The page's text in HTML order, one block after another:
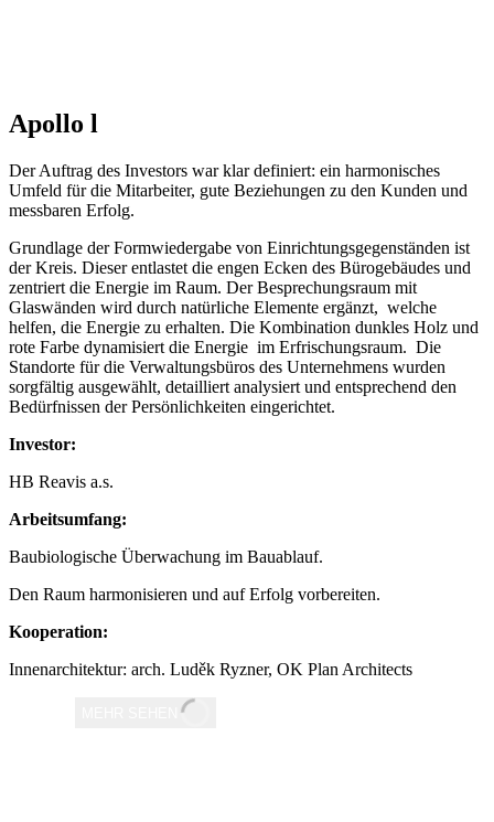
Apollo l
Der Auftrag des Investors war klar definiert: ein harmonisches
Umfeld für die Mitarbeiter, gute Beziehungen zu den Kunden und
messbaren Erfolg.
Grundlage der Formwiedergabe von Einrichtungsgegenständen ist
der Kreis. Dieser entlastet die engen Ecken des Bürogebäudes und
zentriert die Energie im Raum. Der Besprechungsraum mit
Glaswänden wird durch natürliche Elemente ergänzt, welche
helfen, die Energie zu erhalten. Die Kombination dunkles Holz und
rote Farbe dynamisiert die Energie im Erfrischungsraum. Die
Standorte für die Verwaltungsbüros des Unternehmens wurden
sorgfältig ausgewählt, detailliert analysiert und entsprechend den
Bedürfnissen der Persönlichkeiten eingerichtet.
Investor:
HB Reavis a.s.
Arbeitsumfang:
Baubiologische Überwachung im Bauablauf.
Den Raum harmonisieren und auf Erfolg vorbereiten.
Kooperation:
Innenarchitektur: arch. Luděk Ryzner, OK Plan Architects